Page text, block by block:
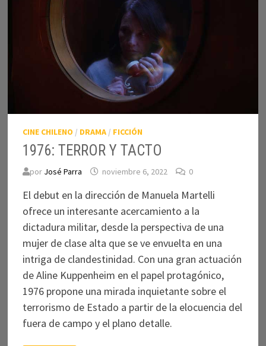
CINE CHILENO / DRAMA/ FICCIÓN
1976: TERROR Y TACTO
por José Parra noviembre 6, 2022 0
El debut en la dirección de Manuela Martelli
ofrece un interesante acercamiento a la
dictadura militar, desde la perspectiva de una
mujer de clase alta que se ve envuelta en una
intriga de clandestinidad. Con una gran actuación
de Aline Kuppenheim en el papel protagónico,
1976 propone una mirada inquietante sobre el
terrorismo de Estado a partir de la elocuencia del
fuera de campo y el plano detalle.